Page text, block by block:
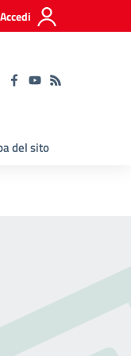
Accedi
del sito